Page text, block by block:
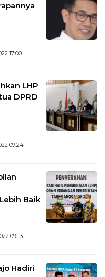
17:00
LHP
DPRD
09:24
Baik
09:13
Hadiri